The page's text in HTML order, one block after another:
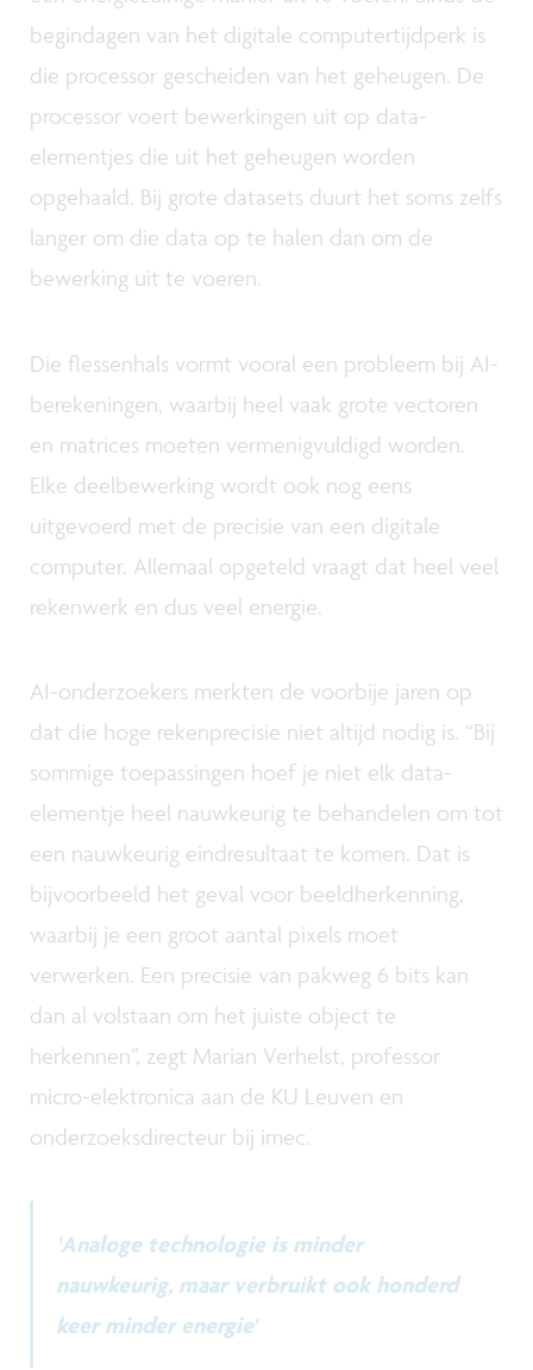
begindagen van het digitale computertijdperk is
die processor gescheiden van het geheugen. De
processor voert bewerkingen uit op data-
elementjes die uit het geheugen worden
opgehaald. Bij grote datasets duurt het soms zelfs
langer om die data op te halen dan om de
bewerking uit te voeren.
Die flessenhals vormt vooral een probleem bij AI-
berekeningen, waarbij heel vaak grote vectoren
en matrices moeten vermenigvuldigd worden.
Elke deelbewerking wordt ook nog eens
uitgevoerd met de precisie van een digitale
computer. Allemaal opgeteld vraagt dat heel veel
rekenwerk en dus veel energie.
AI-onderzoekers merkten de voorbije jaren op
dat die hoge rekenprecisie niet altijd nodig is. “Bij
sommige toepassingen hoef je niet elk data-
elementje heel nauwkeurig te behandelen om tot
een nauwkeurig eindresultaat te komen. Dat is
bijvoorbeeld het geval voor beeldherkenning,
waarbij je een groot aantal pixels moet
verwerken. Een precisie van pakweg 6 bits kan
dan al volstaan om het juiste object te
herkennen”, zegt Marian Verhelst, professor
micro-elektronica aan de KU Leuven en
onderzoeksdirecteur bij imec.
'Analoge technologie is minder
nauwkeurig, maar verbruikt ook honderd
keer minder energie'